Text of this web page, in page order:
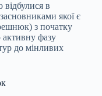
в
якої є
з початку
активну фазу
до мінливих